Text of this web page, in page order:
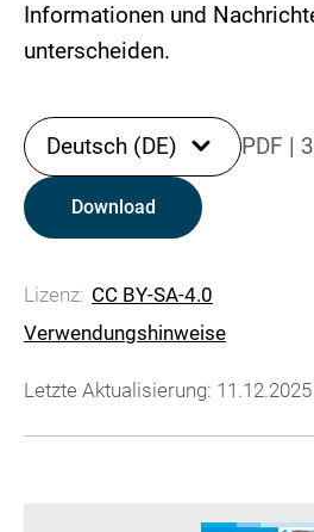
Informationen und
unterscheiden.
Deutsch (DE) PDF |
Download
Lizenz: CC BY-SA-4.0
Verwendungshinweise
Letzte Aktualisierung: 11.12.2025